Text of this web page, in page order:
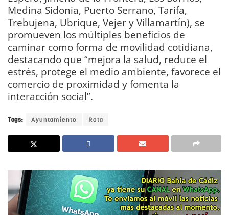
Medina Sidonia, Puerto Serrano, Tarifa,
Trebujena, Ubrique, Vejer y Villamartín), se
promueven los múltiples beneficios de
caminar como forma de movilidad cotidiana,
destacando que “mejora la salud, reduce el
estrés, protege el medio ambiente, favorece el
comercio de proximidad y fomenta la
interacción social”.
Tags: Ayuntamiento Rota